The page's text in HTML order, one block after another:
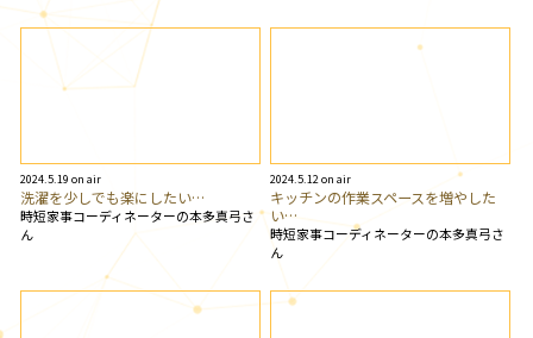
2024.5.19 on air
洗濯を少しでも楽にしたい…
時短家事コーディネーターの本多真弓さ
ん
2024.5.12 on air
キッチンの作業スペースを増やした
い…
時短家事コーディネーターの本多真弓さ
ん